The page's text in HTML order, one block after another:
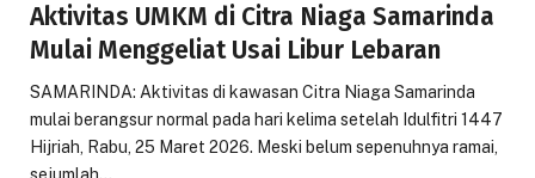
Aktivitas UMKM di Citra Niaga Samarinda
Mulai Menggeliat Usai Libur Lebaran
SAMARINDA: Aktivitas di kawasan Citra Niaga Samarinda
mulai berangsur normal pada hari kelima setelah Idulfitri 1447
Hijriah, Rabu, 25 Maret 2026. Meski belum sepenuhnya ramai,